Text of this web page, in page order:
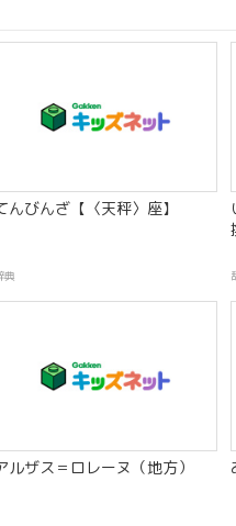
んびんざ【〈天秤〉座】
典
ルザス＝ロレーヌ（地方）